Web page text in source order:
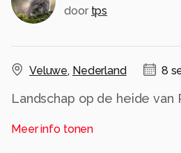
door tps
Veluwe, Nederland 8
Landschap op de heide van
door de wolken heen piepen.
Meer info tonen